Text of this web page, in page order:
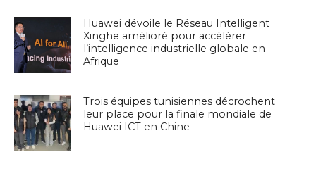
Huawei dévoile le Réseau Intelligent
Xinghe amélioré pour accélérer
l’intelligence industrielle globale en
Afrique
Trois équipes tunisiennes décrochent
leur place pour la finale mondiale de
Huawei ICT en Chine